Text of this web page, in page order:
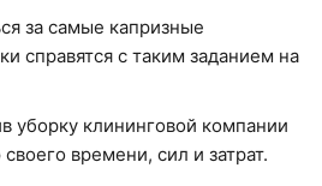
за самые капризные
справятся с таким заданием на
уборку клининговой компании
времени, сил и затрат.